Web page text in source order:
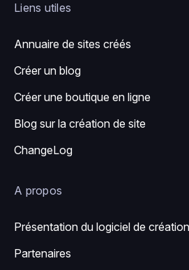
Liens utiles
Annuaire de sites créés
Créer un blog
Créer une boutique en ligne
Blog sur la création de site
ChangeLog
A propos
Présentation du logiciel de
Partenaires